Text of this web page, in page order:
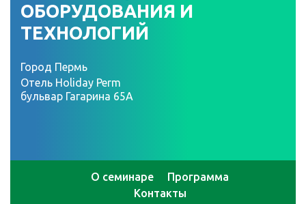
ОБОРУДОВАНИЯ И
ТЕХНОЛОГИЙ
Город Пермь
Отель Holiday Perm
бульвар Гагарина 65А
О семинаре
Программа
Контакты